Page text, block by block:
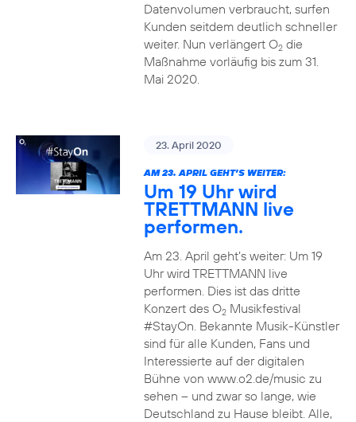
Datenvolumen verbraucht, surfen
Kunden seitdem deutlich schneller
weiter. Nun verlängert O2die
Maßnahme vorläufig bis zum 31.
Mai 2020.
23. April 2020
AM 23. APRIL GEHT’S WEITER:
Um 19 Uhr wird
TRETTMANN live
performen.
Am 23. April geht’s weiter: Um 19
Uhr wird TRETTMANN live
performen. Dies ist das dritte
Konzert des O2Musikfestival
#StayOn. Bekannte Musik-Künstler
sind für alle Kunden, Fans und
Interessierte auf der digitalen
Bühne von www.o2.de/music zu
sehen – und zwar so lange, wie
Deutschland zu Hause bleibt. Alle,